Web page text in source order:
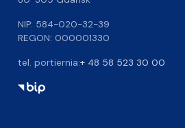
NIP: 584-020-32-39
REGON: 000001330
tel. portiernia:+ 48 58 523 30 00